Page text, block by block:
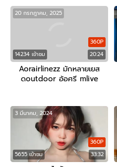
14234 เข้าชม 20:24
360P
20 กรกฎาคม, 2025
Aorairlinezz มักหลายเยส
ดoutdoor อ้อศรี mlive
5655 เข้าชม 33:32
360P
3 มีนาคม, 2024